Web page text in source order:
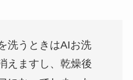
洗うときはAIお洗
えますし、乾燥後